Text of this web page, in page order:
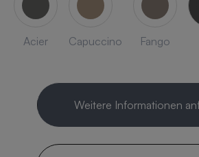
Acier Capuccino Fango
Weitere Informationen